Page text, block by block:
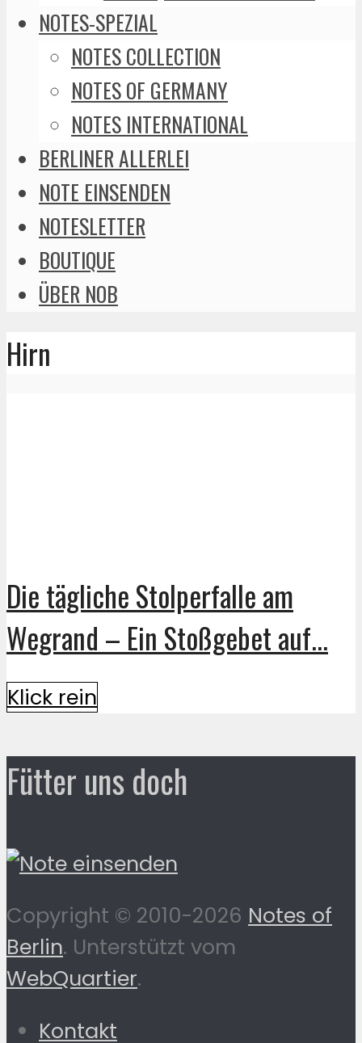
NOTES-SPEZIAL
NOTES COLLECTION
NOTES OF GERMANY
NOTES INTERNATIONAL
BERLINER ALLERLEI
NOTE EINSENDEN
NOTESLETTER
BOUTIQUE
ÜBER NOB
Hirn
Die tägliche Stolperfalle am
Wegrand – Ein Stoßgebet auf...
Klick rein
Fütter uns doch
Copyright © 2010-2026 Notes of
Berlin. Unterstützt vom
WebQuartier.
Kontakt